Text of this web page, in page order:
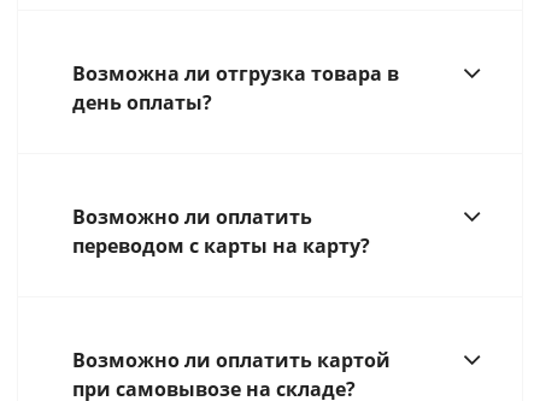
Возможна ли отгрузка товара в
день оплаты?
Возможно ли оплатить
переводом с карты на карту?
Возможно ли оплатить картой
при самовывозе на складе?